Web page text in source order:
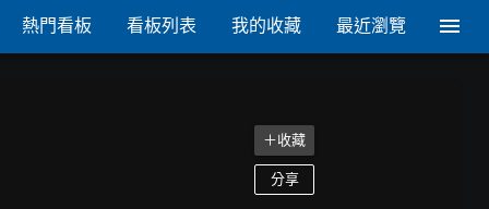
熱門看板 看板列表 我的收藏 最近瀏覽
＋收藏
分享